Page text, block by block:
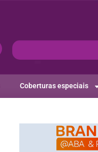
Coberturas especiais